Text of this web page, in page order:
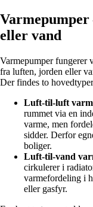
eller vand
Varmepumper fungerer
fra luften, jorden eller
Der findes to
Luft-til-luft
rummet via en
varme, men
sidder. Derfor
boliger.
Luft-til-vand
cirkulerer i
varmefordeling i
eller gasfyr.